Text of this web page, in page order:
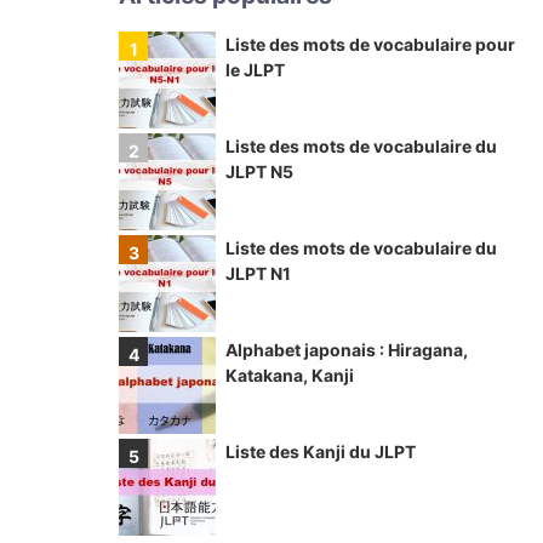
Liste des mots de vocabulaire pour
le JLPT
Liste des mots de vocabulaire du
JLPT N5
Liste des mots de vocabulaire du
JLPT N1
Alphabet japonais : Hiragana,
Katakana, Kanji
Liste des Kanji du JLPT